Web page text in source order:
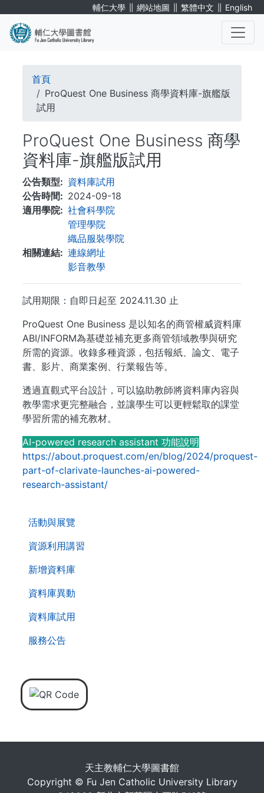
輔仁大學 ∥ 網站地圖 ∥ 繁體中文 ∥ English
活動與展覽
資源利用講習
新增資料庫
資料庫異動
資料庫試用
服務公告
導
航
連
結
首頁
ProQuest One Business 商學資料庫-旗艦版
試用
ProQuest One Business 商學
資料庫-旗艦版試用
公告類型
資料庫試用
公告時間
2024-09-18
適用學院
社會科學院
管理學院
織品服裝學院
相關連結
連線網址
影音教學
試用期限：自即日起至 2024.11.30 止
ProQuest One Business 是以知名的商管權威資料庫
ABI/INFORM為基礎並補充更多商管領域教學與研究
所需的資源。收錄多種資源，包括報紙、論文、電子
書、影片、商業案例、行業報告等。
透過直觀式平台設計，可以協助教師將資料庫內容與
教學需求更完整融合，並讓學生可以更輕鬆取的課堂
學習所需的補充教材。
AI-powered research assistant 功能說明
https://about.proquest.com/en/blog/2024/proquest-
part-of-clarivate-launches-ai-powered-
research-assistant/
天主教輔仁大學圖書館
Copyright © Fu Jen Catholic University Library